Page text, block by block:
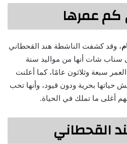
كم عمرها
، وقد كشفت الناشطة هند القحطاني
شات أنها من مواليد سنة
من العمر سبعة وثلاثون عامًا، كما أعلنت
حياتها بحرية ودون قيود، وأنها تحب
أغلى ما تملك في الحياة.
القحطاني